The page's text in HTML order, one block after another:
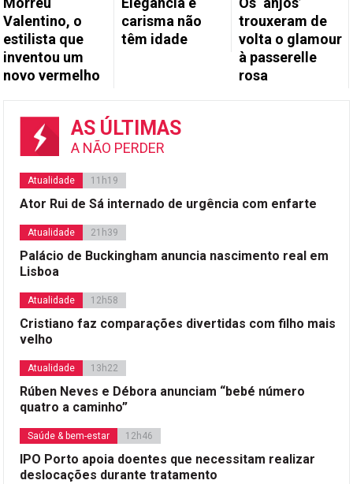
Valentino, o
estilista que
inventou um
novo vermelho
carisma não
têm idade
trouxeram de
volta o glamour
à passerelle
rosa
AS ÚLTIMAS
A NÃO PERDER
Atualidade 11h19
Ator Rui de Sá internado de urgência com enfarte
Atualidade 21h39
Palácio de Buckingham anuncia nascimento real em
Lisboa
Atualidade 12h58
Cristiano faz comparações divertidas com filho mais
velho
Atualidade 13h22
Rúben Neves e Débora anunciam “bebé número
quatro a caminho”
Saúde & bem-estar 12h46
IPO Porto apoia doentes que necessitam realizar
deslocações durante tratamento